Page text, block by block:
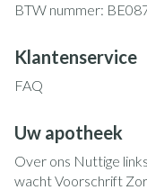
BTW nummer:
Klantenservice
FAQ
Uw apotheek
Over ons Nuttige links
wachtVoorschrift